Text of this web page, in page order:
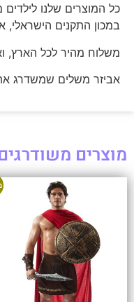
במכון התקנים הישראלי,
משלוח מהיר לכל הארץ,
אביזר משלים שמשדרג את
מוצרים